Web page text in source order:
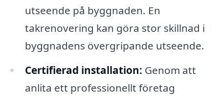
utseende på byggnaden. En
takrenovering kan göra stor skillnad i
byggnadens övergripande utseende.
Certifierad installation: Genom att
anlita ett professionellt företag